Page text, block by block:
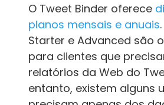
O Tweet Binder oferece
planos mensais e anuais
Starter e Advanced são
para clientes que
relatórios da Web do
entanto, existem alguns